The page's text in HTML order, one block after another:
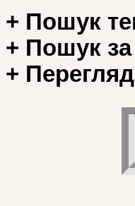
+ Пошук
+ Пошук
+